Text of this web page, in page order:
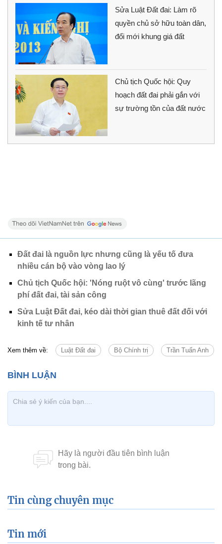
Sửa Luật Đất đai: Làm rõ
quyền chủ sở hữu toàn dân,
đổi mới khung giá đất
Chủ tịch Quốc hội: Quy
hoạch đất đai phải gắn với
sự trường tồn của đất nước
Đất đai là nguồn lực nhưng cũng là yếu tố đưa
nhiều cán bộ vào vòng lao lý
Chủ tịch Quốc hội: 'Nóng ruột vô cùng' trước lãng
phí đất đai, tài sản công
Sửa Luật Đất đai, kéo dài thời gian thuê đất đối với
kinh tế tư nhân
Xem thêm về: Luật Đất đai Bộ Chính trị Trần Tuấn Anh
Tin cùng chuyên mục
Tin mới